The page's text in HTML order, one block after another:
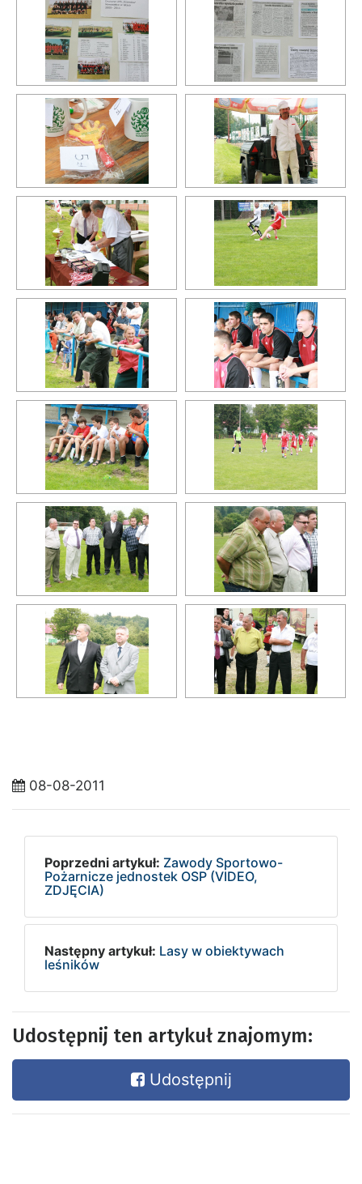
08-08-2011
Poprzedni artykuł: Zawody Sportowo-
Pożarnicze jednostek OSP (VIDEO,
ZDJĘCIA)
Następny artykuł: Lasy w obiektywach
leśników
Udostępnij ten artykuł znajomym:
Udostępnij